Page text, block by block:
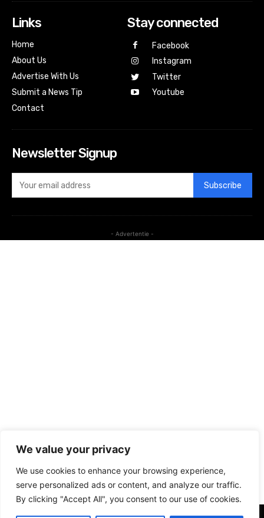
We value your privacy
We use cookies to enhance your browsing experience,
serve personalized ads or content, and analyze our traffic.
By clicking "Accept All", you consent to our use of cookies.
Links
Home
About Us
Advertise With Us
Submit a News Tip
Contact
Stay connected
Facebook
Instagram
Twitter
Youtube
Newsletter Signup
Subscribe
- Advertentie -